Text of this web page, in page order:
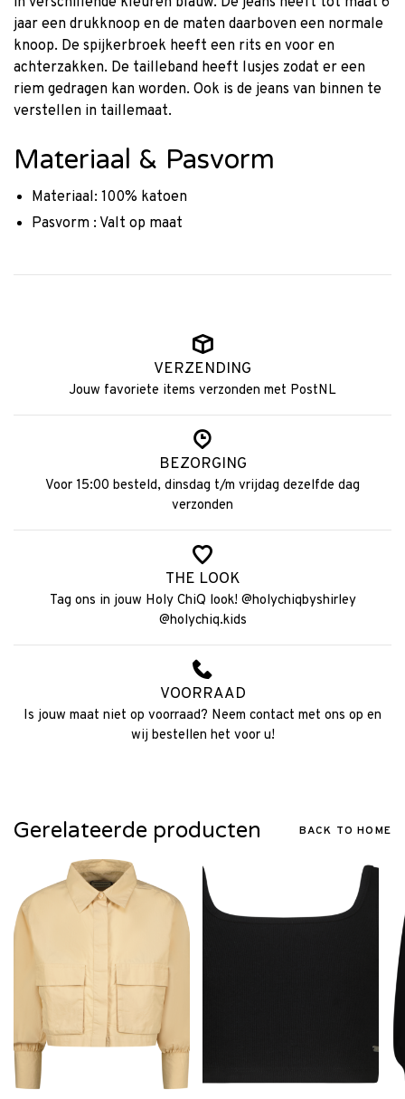
jaar een drukknoop en de maten daarboven een normale
knoop. De spijkerbroek heeft een rits en voor en
achterzakken. De tailleband heeft lusjes zodat er een
riem gedragen kan worden. Ook is de jeans van binnen te
verstellen in taillemaat.
Materiaal & Pasvorm
Materiaal: 100% katoen
Pasvorm : Valt op maat
VERZENDING
Jouw favoriete items verzonden met PostNL
BEZORGING
Voor 15:00 besteld, dinsdag t/m vrijdag dezelfde dag
verzonden
THE LOOK
Tag ons in jouw Holy ChiQ look! @holychiqbyshirley
@holychiq.kids
VOORRAAD
Is jouw maat niet op voorraad? Neem contact met ons op en
wij bestellen het voor u!
Gerelateerde producten BACK TO HOME